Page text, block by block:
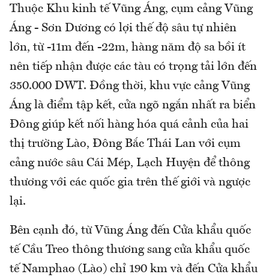
Thuộc Khu kinh tế Vũng Áng, cụm cảng Vũng
Áng - Sơn Dương có lợi thế độ sâu tự nhiên
lớn, từ -11m đến -22m, hàng năm độ sa bồi ít
nên tiếp nhận được các tàu có trọng tải lớn đến
350.000 DWT. Đồng thời, khu vực cảng Vũng
Áng là điểm tập kết, cửa ngõ ngắn nhất ra biển
Đông giúp kết nối hàng hóa quá cảnh của hai
thị trường Lào, Đông Bắc Thái Lan với cụm
cảng nước sâu Cái Mép, Lạch Huyện để thông
thương với các quốc gia trên thế giới và ngược
lại.
Bên cạnh đó, từ Vũng Áng đến Cửa khẩu quốc
tế Cầu Treo thông thương sang cửa khẩu quốc
tế Namphao (Lào) chỉ 190 km và đến Cửa khẩu